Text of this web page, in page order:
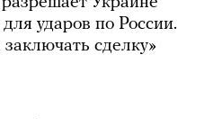
ударов по России.
сделку»